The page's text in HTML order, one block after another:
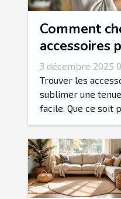
Comment
accessoires
votre style
3 décembre 2025
Trouver les
sublimer une
facile. Que ce soit